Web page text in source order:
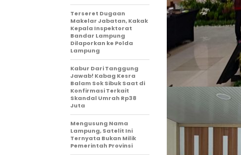
Terseret Dugaan
Makelar Jabatan, Kakak
Kepala Inspektorat
Bandar Lampung
Dilaporkan ke Polda
Lampung
Kabur Dari Tanggung
Jawab! Kabag Kesra
Balam Sok Sibuk Saat di
Konfirmasi Terkait
Skandal Umrah Rp38
Juta
Mengusung Nama
Lampung, Satelit Ini
Ternyata Bukan Milik
Pemerintah Provinsi